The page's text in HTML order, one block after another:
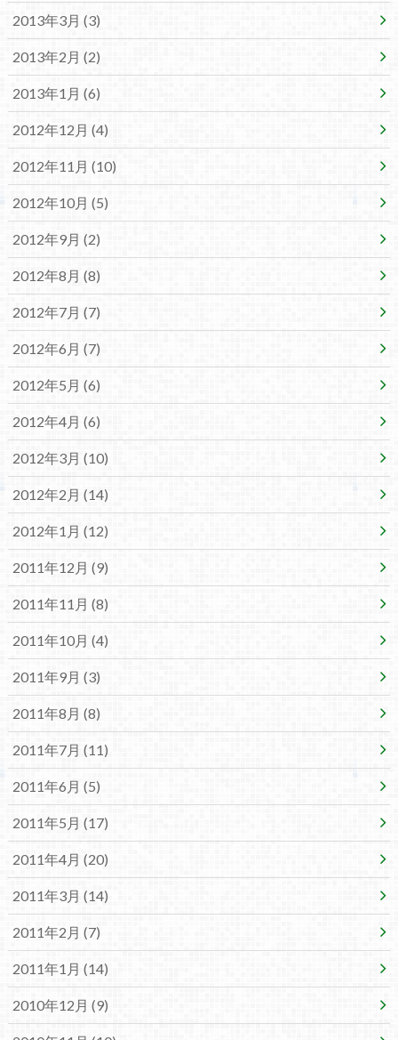
2013年3月 (3)
2013年2月 (2)
2013年1月 (6)
2012年12月 (4)
2012年11月 (10)
2012年10月 (5)
2012年9月 (2)
2012年8月 (8)
2012年7月 (7)
2012年6月 (7)
2012年5月 (6)
2012年4月 (6)
2012年3月 (10)
2012年2月 (14)
2012年1月 (12)
2011年12月 (9)
2011年11月 (8)
2011年10月 (4)
2011年9月 (3)
2011年8月 (8)
2011年7月 (11)
2011年6月 (5)
2011年5月 (17)
2011年4月 (20)
2011年3月 (14)
2011年2月 (7)
2011年1月 (14)
2010年12月 (9)